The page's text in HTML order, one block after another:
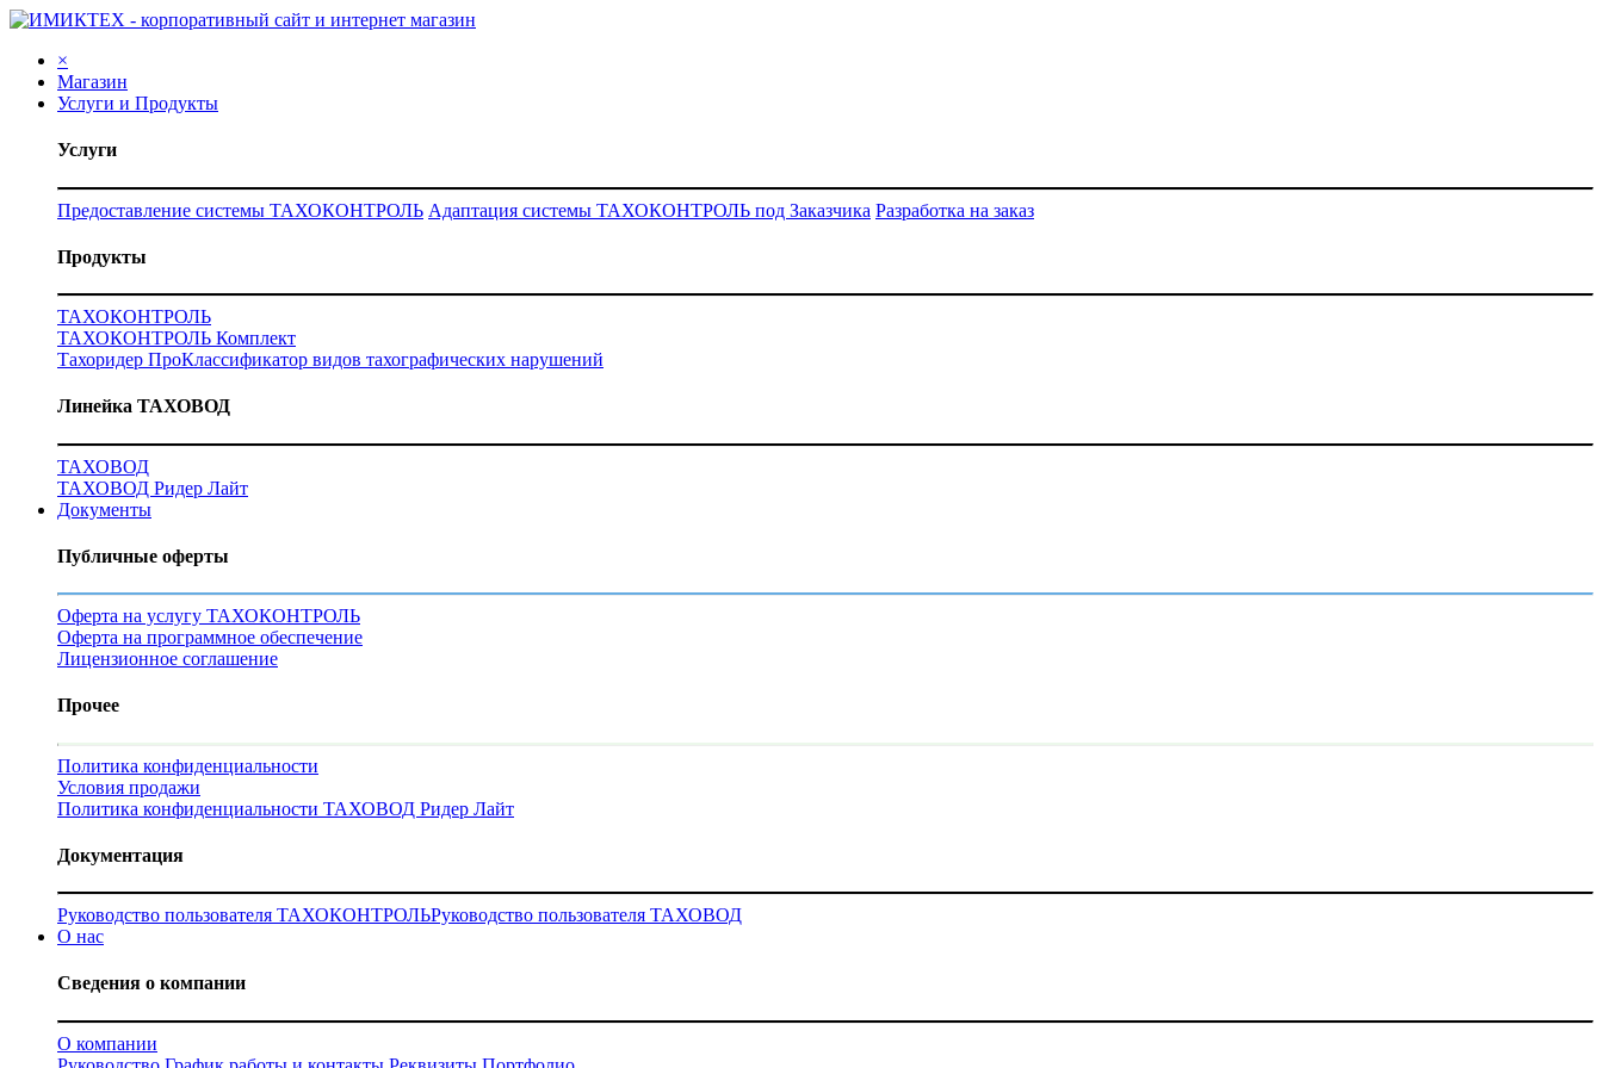
×
Магазин
Услуги и Продукты
Услуги
Предоставление системы ТАХОКОНТРОЛЬ Адаптация системы ТАХОКОНТРОЛЬ под Заказчика Разработка на заказ
Продукты
ТАХОКОНТРОЛЬ
ТАХОКОНТРОЛЬ Комплект
Тахоридер ПроКлассификатор видов тахографических нарушений
Линейка ТАХОВОД
ТАХОВОД
ТАХОВОД Ридер Лайт
Документы
Публичные оферты
Оферта на услугу ТАХОКОНТРОЛЬ
Оферта на программное обеспечение
Лицензионное соглашение
Прочее
Политика конфиденциальности
Условия продажи
Политика конфиденциальности ТАХОВОД Ридер Лайт
Документация
Руководство пользователя ТАХОКОНТРОЛЬРуководство пользователя ТАХОВОД
О нас
Сведения о компании
О компании